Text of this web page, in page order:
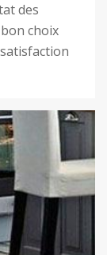
des
choix